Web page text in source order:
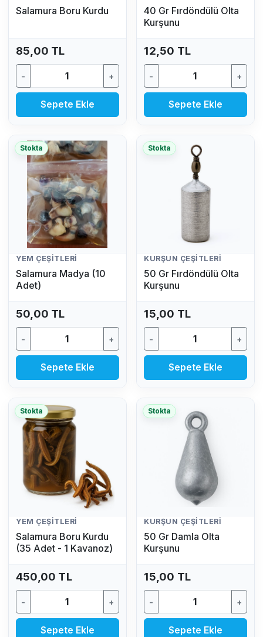
Salamura Boru Kurdu
85,00 TL
- +
Sepete Ekle
40 Gr Fırdöndülü Olta
Kurşunu
12,50 TL
- +
Sepete Ekle
Stokta
YEM ÇEŞITLERI
Salamura Madya (10
Adet)
50,00 TL
- +
Sepete Ekle
Stokta
KURŞUN ÇEŞITLERI
50 Gr Fırdöndülü Olta
Kurşunu
15,00 TL
- +
Sepete Ekle
Stokta
YEM ÇEŞITLERI
Salamura Boru Kurdu
(35 Adet - 1 Kavanoz)
450,00 TL
- +
Sepete Ekle
Stokta
KURŞUN ÇEŞITLERI
50 Gr Damla Olta
Kurşunu
15,00 TL
- +
Sepete Ekle